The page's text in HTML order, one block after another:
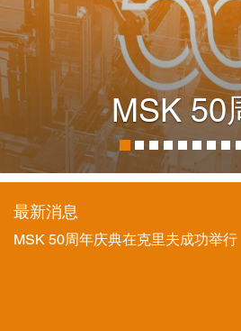
MSK 50
最新消息
MSK 50周年庆典在克里夫成功举行